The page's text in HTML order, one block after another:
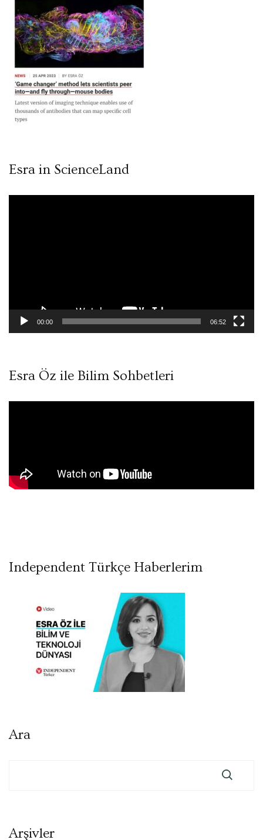
Esra in ScienceLand
00:00 06:52
Esra Öz ile Bilim Sohbetleri
Independent Türkçe Haberlerim
Ara
ArşivlerArşivler